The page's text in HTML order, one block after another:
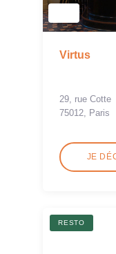
Virtus
29, rue Cotte
75012, Paris
JE
RESTO